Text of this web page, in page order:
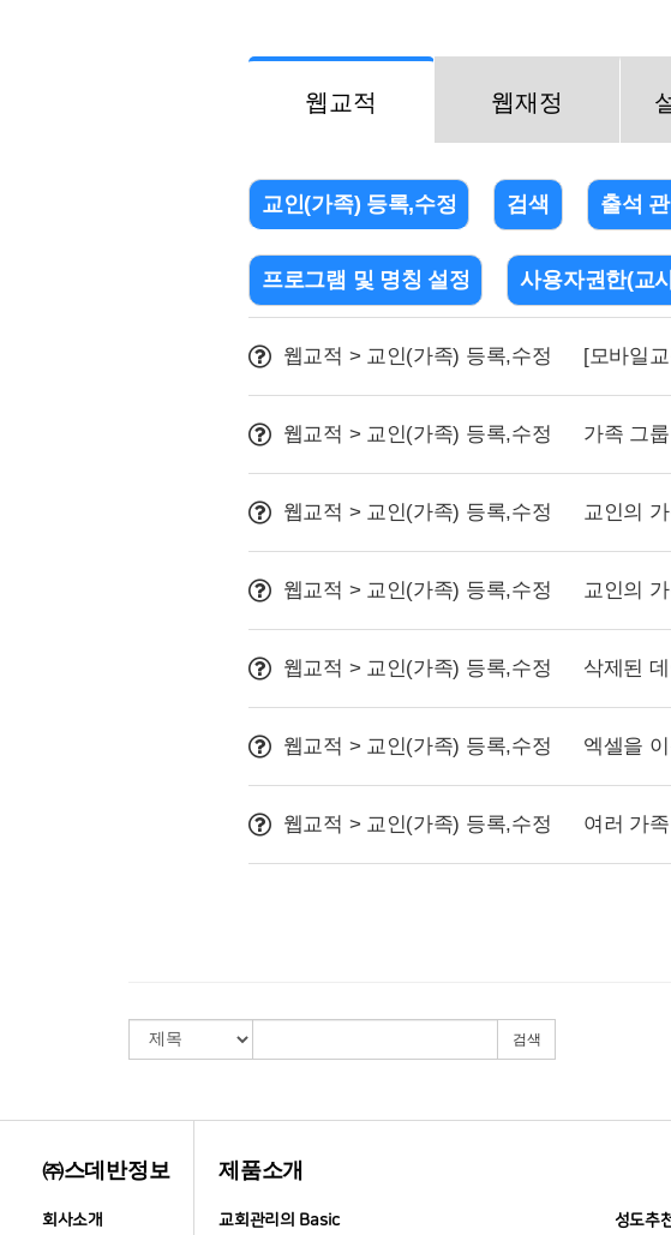
웹교적 웹재정
교인(가족) 등록,수정 검색 출석
프로그램 및 명칭 설정 사용자권한(교
웹교적 > 교인(가족) 등록,수정 [모바일
웹교적 > 교인(가족) 등록,수정 가족 그
웹교적 > 교인(가족) 등록,수정 교인의
웹교적 > 교인(가족) 등록,수정 교인의
웹교적 > 교인(가족) 등록,수정 삭제된
웹교적 > 교인(가족) 등록,수정 엑셀을
웹교적 > 교인(가족) 등록,수정 여러 가
검색
㈜스데반정보
회사소개
제품소개
교회관리의 Basic
성도추